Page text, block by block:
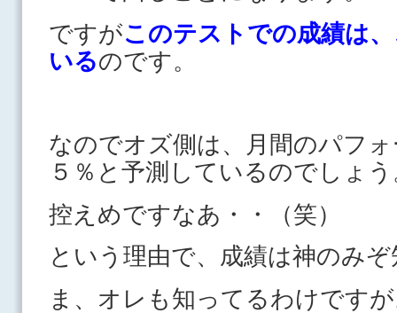
ですがこのテストでの成績は
いるのです。
なのでオズ側は、月間のパフ
５％と予測しているのでしょ
控えめですなあ・・（笑）
という理由で、成績は神のみ
ま、オレも知ってるわけです